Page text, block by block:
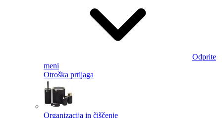
Odprite
meni
Otroška prtljaga
Organizacija in čiščenje